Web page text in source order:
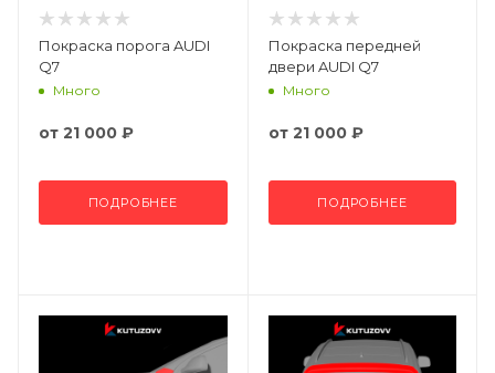
Покраска порога AUDI
Q7
Много
от 21 000 ₽
ПОДРОБНЕЕ
Покраска передней
двери AUDI Q7
Много
от 21 000 ₽
ПОДРОБНЕЕ